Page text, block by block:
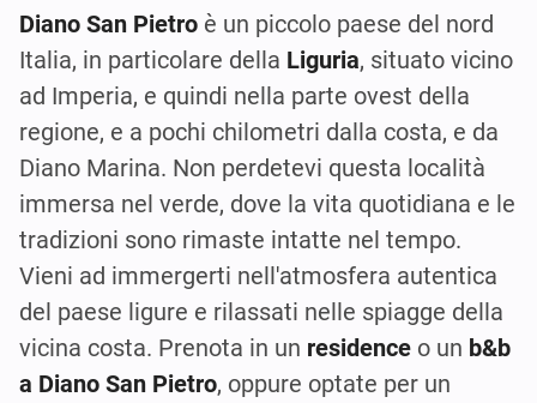
Diano San Pietro è un piccolo paese del nord
Italia, in particolare della Liguria, situato vicino
ad Imperia, e quindi nella parte ovest della
regione, e a pochi chilometri dalla costa, e da
Diano Marina. Non perdetevi questa località
immersa nel verde, dove la vita quotidiana e le
tradizioni sono rimaste intatte nel tempo.
Vieni ad immergerti nell'atmosfera autentica
del paese ligure e rilassati nelle spiagge della
vicina costa. Prenota in un residence o un b&b
a Diano San Pietro, oppure optate per un